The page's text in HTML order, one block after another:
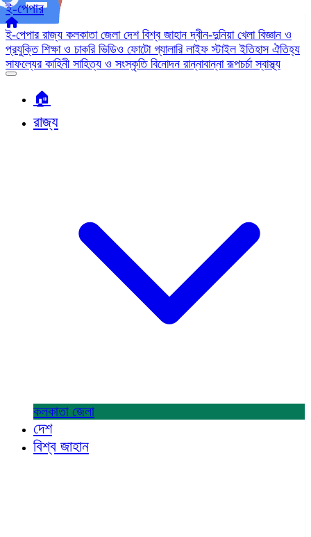
ই-পেপার
ই-পেপার রাজ্য কলকাতা জেলা দেশ বিশ্ব জাহানদ্বীন-দুনিয়া খেলা বিজ্ঞান ও
প্রযুক্তি শিক্ষা ও চাকরি ভিডিও ফোটো গ্যালারি লাইফ স্টাইলইতিহাস ঐতিহ্য
সাফল্যের কাহিনী সাহিত্য ও সংস্কৃতি বিনোদন রান্নাবান্নারূপচর্চাস্বাস্থ্য
🏠︎
রাজ্য
কলকাতা জেলা
দেশ
বিশ্ব জাহান